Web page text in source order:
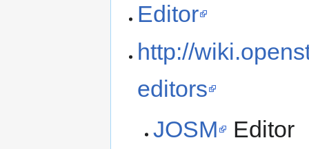
Editor
http://
editors
JOSM
Editor